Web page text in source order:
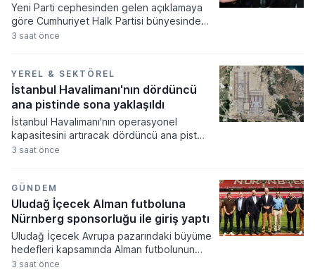
Yeni Parti cephesinden gelen açıklamaya
göre Cumhuriyet Halk Partisi bünyesindeki
belediye başkanlarının istifa süreci hız
öngörülüyor. Yaşar Tüzün tarafından
paylaşılan veriler doğrultusunda çok sayıda
ismin partiye katılım işlemlerinin
tamamlandığı ve bazı şehirlerde ana
muhalefet partisinin yerel yönetim
temsilcisinin kalmadığı belirtiliyor.
3 saat önce
YEREL & SEKTÖREL
İstanbul Havalimanı'nın dördüncü
ana pistinde sona yaklaşıldı
İstanbul Havalimanı'nın operasyonel
kapasitesini artıracak dördüncü ana pist
çalışmalarında sona yaklaşılırken, yeni pistin
hedefleniyor. Ulaştırma ve Altyapı Bakanlığı
tarafından yürütülen proje kapsamında inşa
edilen 2 bin 820 metre uzunluğundaki yapı,
hava trafiği yönetiminde verimliliği artırarak
küresel havacılık merkezinin altyapısını
daha da güçlendirecek.
3 saat önce
GÜNDEM
Uludağ İçecek Alman futboluna
Nürnberg sponsorluğu ile giriş yaptı
Uludağ İçecek Avrupa pazarındaki büyüme
hedefleri kapsamında Alman futbolunun
köklü kulüplerinden 1. FC Nürnberg ile
3 saat önce